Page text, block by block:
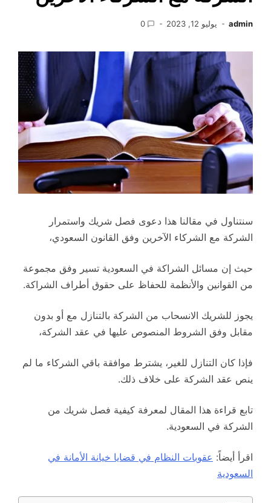
admin يوليو 12, 2023 0
سنتناول في مقالنا هذا دعوى فصل شريك واستمرار
الشركة مع الشركاء الآخرين وفق القانون السعودي،
حيث إن مسائل الشراكة في السعودية تسير وفق مجموعة
من القوانين والأنظمة للحفاظ على حقوق أطراف الشراكة.
يجوز للشريك الانسحاب من الشركة بالتنازل مع أو بدون
مقابل وفق الشروط المنصوص عليها في عقد الشركة،
فإذا كان التنازل للغير، يشترط موافقة باقي الشركاء ما لم
ينص عقد الشركة على خلاف ذلك.
تابع قراءة هذا المقال لمعرفة كيفية فصل شريك من
الشركة في السعودية.
اقرأ أيضاً: عقوبات النظام في قضايا خيانة الأمانة في
السعودية